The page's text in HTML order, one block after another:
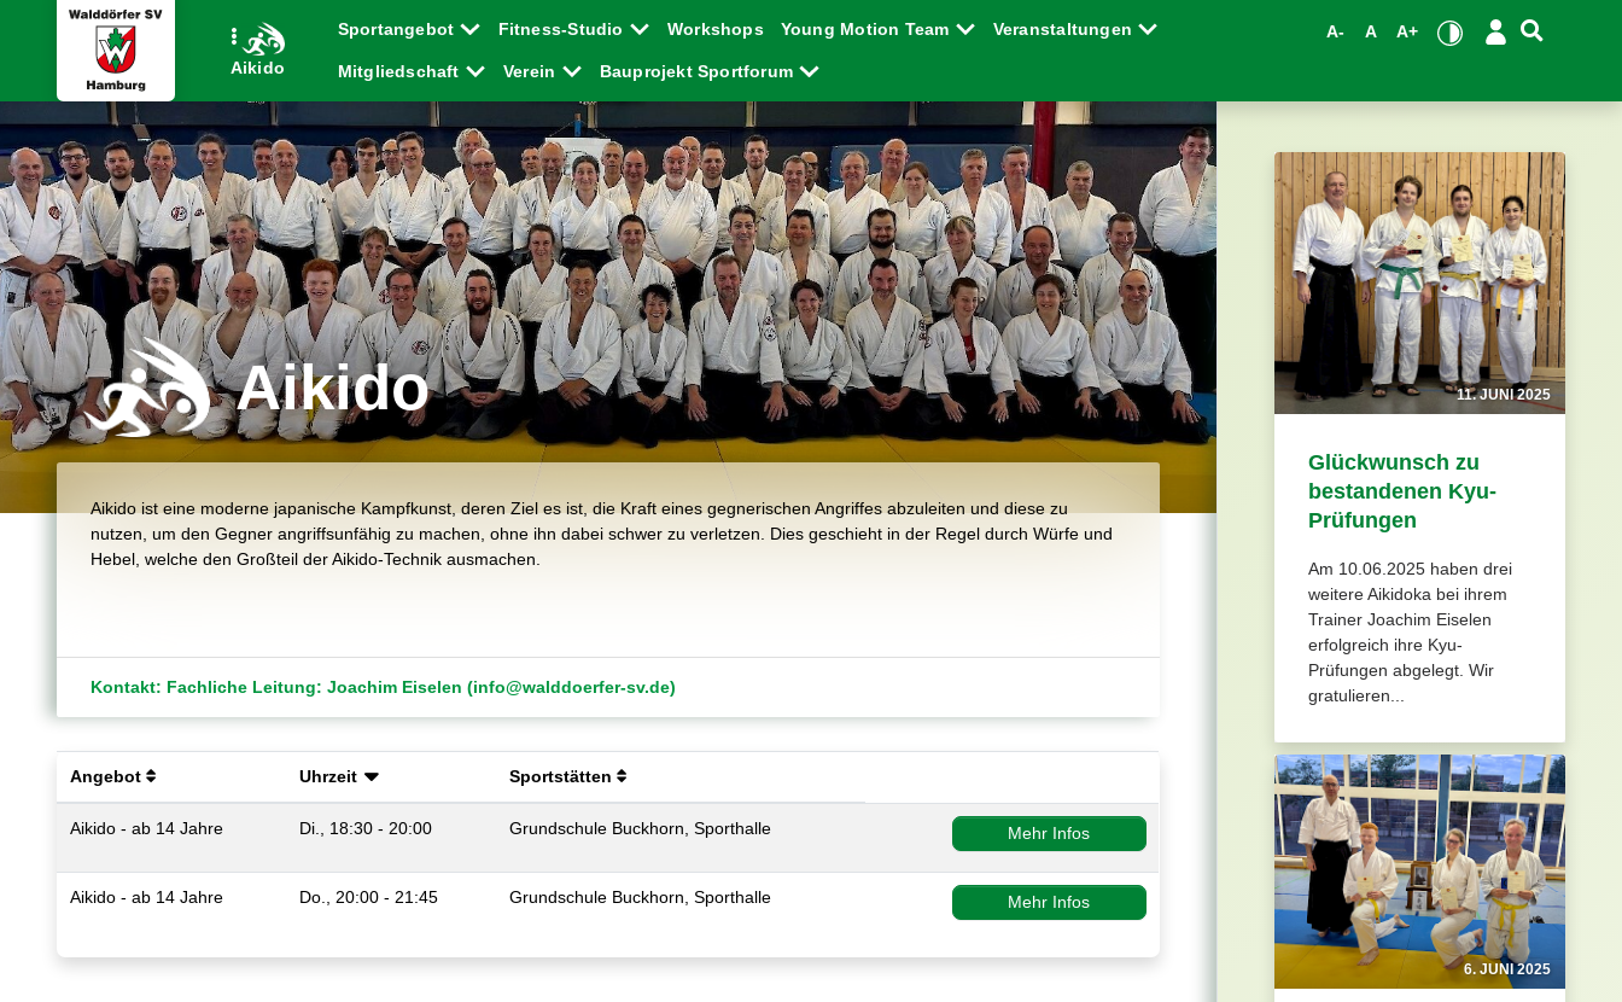
Aikido
Sportangebot Fitness-Studio Workshops Young Motion Team Veranstaltungen
Mitgliedschaft Verein Bauprojekt Sportforum
A- A A+
Aikido
Aikido ist eine moderne japanische Kampfkunst, deren Ziel es ist, die Kraft eines gegnerischen Angriffes abzuleiten und diese zu
nutzen, um den Gegner angriffsunfähig zu machen, ohne ihn dabei schwer zu verletzen. Dies geschieht in der Regel durch Würfe und
Hebel, welche den Großteil der Aikido-Technik ausmachen.
Kontakt: Fachliche Leitung: Joachim Eiselen (info@walddoerfer-sv.de)
Angebot Uhrzeit Sportstätten
Aikido - ab 14 Jahre Di., 18:30 - 20:00 Grundschule Buckhorn, Sporthalle Mehr Infos
Aikido - ab 14 Jahre Do., 20:00 - 21:45 Grundschule Buckhorn, Sporthalle Mehr Infos
11. JUNI 2025
Glückwunsch zu
bestandenen Kyu-
Prüfungen
Am 10.06.2025 haben drei
weitere Aikidoka bei ihrem
Trainer Joachim Eiselen
erfolgreich ihre Kyu-
Prüfungen abgelegt. Wir
gratulieren...
6. JUNI 2025